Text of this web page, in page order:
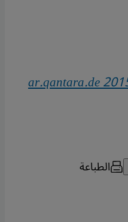
ar.qantara.de
الطباعة